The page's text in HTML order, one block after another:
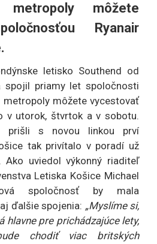
metropoly môžete
Ryanair
letisko Southend od
spojil priamy let spoločnosti
metropoly môžete vycestovať
v utorok, štvrtok a v sobotu.
prišli s novou linkou prví
tak privítalo v poradí už
Ako uviedol výkonný riaditeľ
Letiska Košice Michael
spoločnosť by mala
ďalšie spojenia: „Myslíme si,
hlavne pre prichádzajúce lety,
chodiť viac britských